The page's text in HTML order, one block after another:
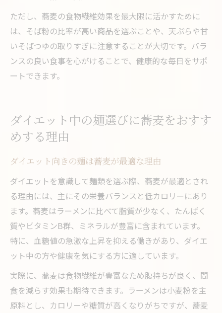
ただし、蕎麦の食物繊維効果を最大限に活かすために
は、そば粉の比率が高い商品を選ぶことや、天ぷらや甘
いそばつゆの取りすぎに注意することが大切です。バラ
ンスの良い食事を心がけることで、健康的な毎日をサポ
ートできます。
ダイエット中の麺選びに蕎麦をおすす
めする理由
ダイエット向きの麺は蕎麦が最適な理由
ダイエットを意識して麺類を選ぶ際、蕎麦が最適とされ
る理由には、主にその栄養バランスと低カロリーにあり
ます。蕎麦はラーメンに比べて脂質が少なく、たんぱく
質やビタミンB群、ミネラルが豊富に含まれています。
特に、血糖値の急激な上昇を抑える働きがあり、ダイエ
ット中の方や健康を気にする方に適しています。
実際に、蕎麦は食物繊維が豊富なため腹持ちが良く、間
食を減らす効果も期待できます。ラーメンは小麦粉を主
原料とし、カロリーや糖質が高くなりがちですが、蕎麦